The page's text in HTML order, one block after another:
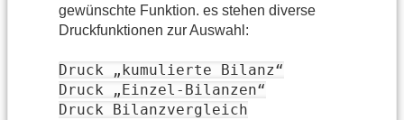
gewünschte Funktion. es stehen diverse
Druckfunktionen zur Auswahl:
Druck „kumulierte Bilanz“
Druck „Einzel-Bilanzen“
Druck Bilanzvergleich